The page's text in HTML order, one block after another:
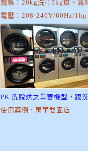
規格：20kg洗/15kg烘。寬
電壓：208-240V/60Hz/1hp
PK 洗脫烘之重要機型，跟
使用案例 : 萬華雙園店